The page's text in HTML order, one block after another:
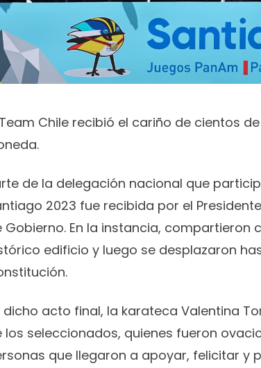
Chile recibió el cariño de cientos
de la delegación nacional que
2023 fue recibida por el
Gobierno. En la instancia, compartieron
edificio y luego se desplazaron
dicho acto final, la karateca Valentina
los seleccionados, quienes fueron
que llegaron a apoyar, felicitar y